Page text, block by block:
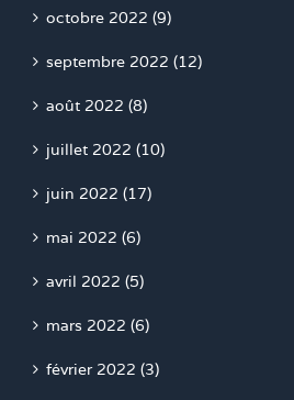
octobre 2022 (9)
septembre 2022 (12)
août 2022 (8)
juillet 2022 (10)
juin 2022 (17)
mai 2022 (6)
avril 2022 (5)
mars 2022 (6)
février 2022 (3)